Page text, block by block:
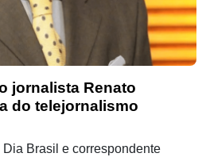
jornalista Renato
do telejornalismo
Brasil e correspondente